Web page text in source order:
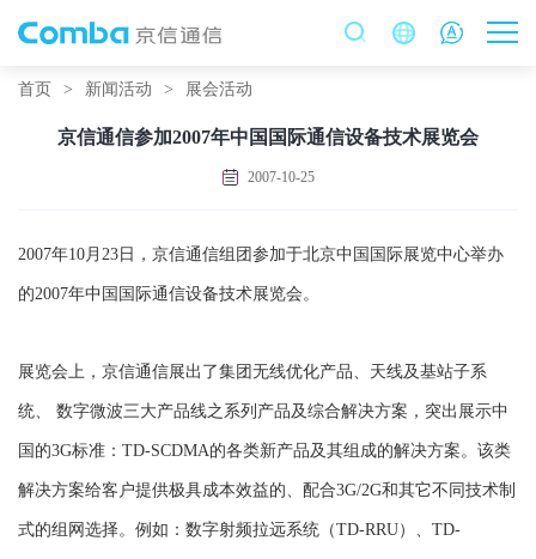
首页 > 新闻活动 > 展会活动
京信通信参加2007年中国国际通信设备技术展览会
2007-10-25
2007年10月23日，京信通信组团参加于北京中国国际展览中心举办
的2007年中国国际通信设备技术展览会。
展览会上，京信通信展出了集团无线优化产品、天线及基站子系
统、 数字微波三大产品线之系列产品及综合解决方案，突出展示中
国的3G标准：TD-SCDMA的各类新产品及其组成的解决方案。该类
解决方案给客户提供极具成本效益的、配合3G/2G和其它不同技术制
式的组网选择。例如：数字射频拉远系统（TD-RRU）、TD-